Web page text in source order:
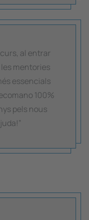
al entrar
mentories
essencials
100%
pels nous